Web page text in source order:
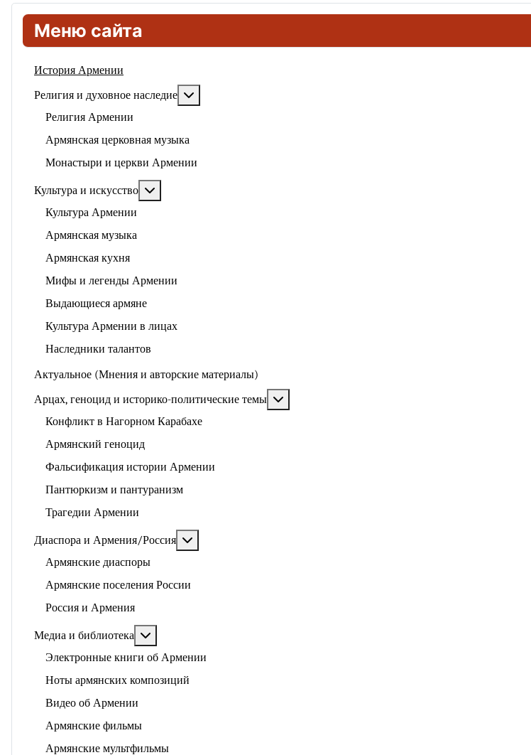
Меню сайта
История Армении
Религия и духовное наследие
Религия Армении
Армянская церковная музыка
Монастыри и церкви Армении
Культура и искусство
Культура Армении
Армянская музыка
Армянская кухня
Мифы и легенды Армении
Выдающиеся армяне
Культура Армении в лицах
Наследники талантов
Актуальное (Мнения и авторские материалы)
Арцах, геноцид и историко-политические темы
Конфликт в Нагорном Карабахе
Армянский геноцид
Фальсификация истории Армении
Пантюркизм и пантуранизм
Трагедии Армении
Диаспора и Армения/Россия
Армянские диаспоры
Армянские поселения России
Россия и Армения
Медиа и библиотека
Электронные книги об Армении
Ноты армянских композиций
Видео об Армении
Армянские фильмы
Армянские мультфильмы